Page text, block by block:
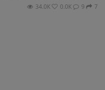
34.0К 0.0К 9 7